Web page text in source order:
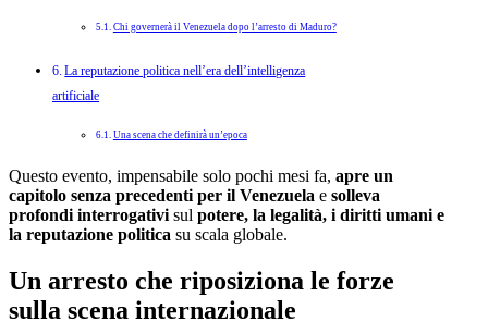
Chi governerà il Venezuela dopo l’arresto di Maduro?
La reputazione politica nell’era dell’intelligenza
artificiale
Una scena che definirà un’epoca
Questo evento, impensabile solo pochi mesi fa, apre un
capitolo senza precedenti per il Venezuela e solleva
profondi interrogativi sul potere, la legalità, i diritti umani e
la reputazione politica su scala globale.
Un arresto che riposiziona le forze
sulla scena internazionale